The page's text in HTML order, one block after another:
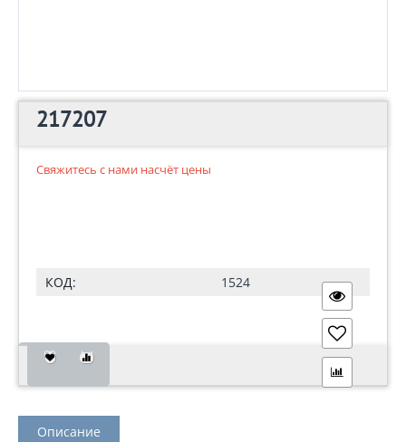
217207
Свяжитесь с нами насчёт цены
КОД: 1524
Описание